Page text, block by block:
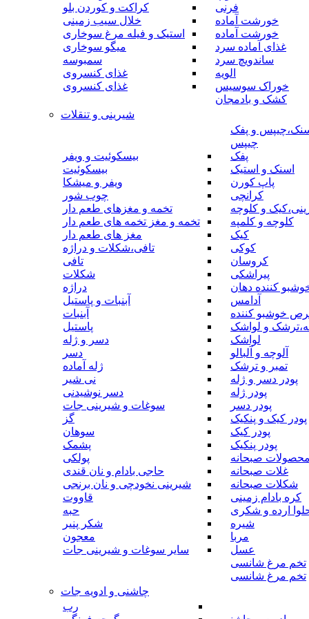
فرنی
خورشت آماده
خورشت آماده
غذای آماده سرد
ساندویچ سرد
الویه
خوراک سوسیس
کشک و بادمجان
کراکت و کوردن بلو
خلال سیب زمینی
استیک و فیله مرغ سوخاری
میگو سوخاری
سمبوسه
غذای کنسروی
غذای کنسروی
شیرینی و تنقلات
و پفک
چیپس
پفک
اسنک و استیک
پاپ کورن
کرانچی
و کلوچه
کلوچه و کلمپه
کیک
کوکی
کروسان
پیراشکی
کننده دهان
آدامس
خوشبو کننده
و لواشک
لواشک
آلوچه و آلبالو
تمبر و ترشک
پودر دسر و ژله
پودر ژله
پودر دسر
پودر کیک و پنکیک
پودر کیک
پودر پنکیک
محصولات صبحانه
غلات صبحانه
شکلات صبحانه
کره بادام زمینی
ارده و شکری
شیره
مربا
عسل
تخم مرغ شانسی
تخم مرغ شانسی
بیسکوئیت و ویفر
بیسکوئیت
ویفر و میشکا
چوب شور
تخمه و مغزهای طعم دار
تخمه و مغز تخمه های طعم دار
مغز های طعم دار
تافی،شکلات و دراژه
تافی
شکلات
دراژه
آبنبات و پاستیل
آبنبات
پاستیل
دسر و ژله
دسر
ژله آماده
نی شیر
دسر نوشیدنی
سوغات و شیرینی جات
گز
سوهان
پشمک
پولکی
حاجی بادام و نان قندی
شیرینی نخودچی و نان برنجی
قاووت
حبه
شکر پنیر
معجون
سایر سوغات و شیرینی جات
چاشنی و ادویه جات
رب